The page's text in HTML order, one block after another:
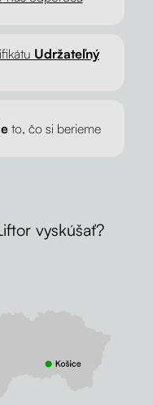
Udržateľný
to, čo si berieme
vyskúšať?